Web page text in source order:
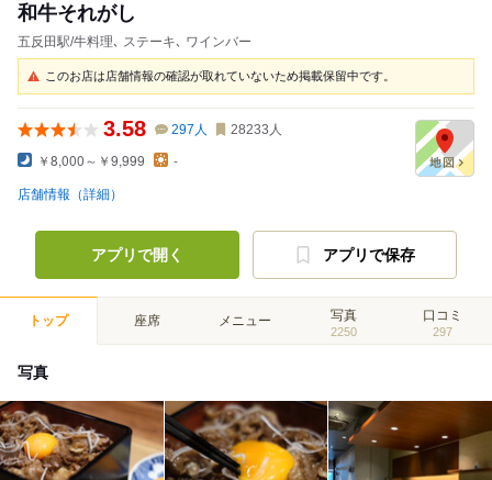
和牛それがし
五反田駅/牛料理､ ステーキ､ ワインバー
このお店は店舗情報の確認が取れていないため掲載保留中です。
3.58 297 人 28233 人
￥8,000～￥9,999 -
店舗情報（詳細）
アプリで開く アプリで保存
トップ 座席 メニュー 写真
2250
口コミ
297
写真